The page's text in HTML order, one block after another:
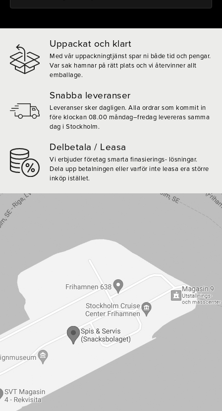
Uppackat och klart
Med vår uppackningtjänst spar ni både tid och pengar.
Var sak hamnar på rätt plats och vi återvinner allt
emballage.
Snabba leveranser
Leveranser sker dagligen. Alla ordrar som kommit in
före klockan 08.00 måndag–fredag levereras samma
dag i Stockholm.
Delbetala / Leasa
Vi erbjuder företag smarta finasierings- lösningar.
Dela upp betalningen eller varför inte leasa era större
inköp istället.